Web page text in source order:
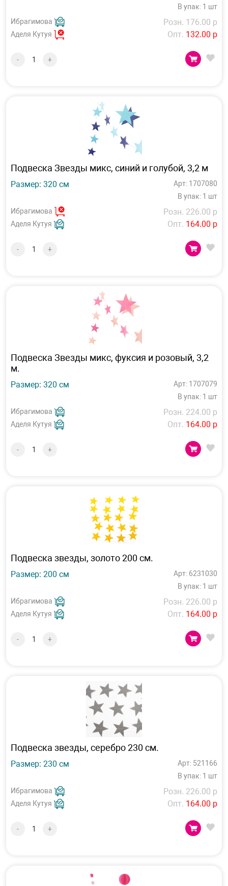
В упак: 1 шт
Ибрагимова
Аделя Кутуя
Розн. 176.00 р
Опт. 132.00 р
- +
Подвеска Звезды микс, синий и голубой, 3,2 м
Размер: 320 см
Арт: 1707080
В упак: 1 шт
Ибрагимова
Аделя Кутуя
Розн. 226.00 р
Опт. 164.00 р
- +
Подвеска Звезды микс, фуксия и розовый, 3,2
м.
Размер: 320 см
Арт: 1707079
В упак: 1 шт
Ибрагимова
Аделя Кутуя
Розн. 224.00 р
Опт. 164.00 р
- +
Подвеска звезды, золото 200 см.
Размер: 200 см
Арт: 6231030
В упак: 1 шт
Ибрагимова
Аделя Кутуя
Розн. 226.00 р
Опт. 164.00 р
- +
Подвеска звезды, серебро 230 см.
Размер: 230 см
Арт: 521166
В упак: 1 шт
Ибрагимова
Аделя Кутуя
Розн. 226.00 р
Опт. 164.00 р
- +